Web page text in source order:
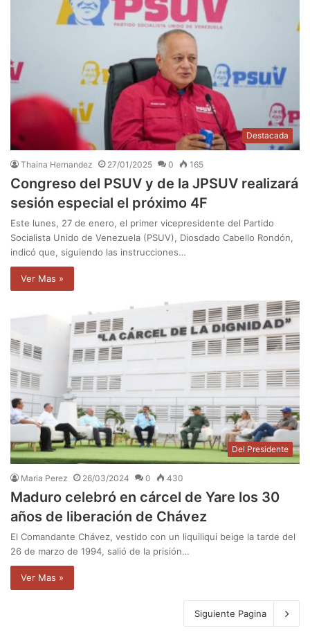
Destacada
Thaina Hernandez 27/01/2025 0 165
Congreso del PSUV y de la JPSUV realizará
sesión especial el próximo 4F
Este lunes, 27 de enero, el primer vicepresidente del Partido
Socialista Unido de Venezuela (PSUV), Diosdado Cabello Rondón,
indicó que, siguiendo las instrucciones…
Ver Mas »
Del Presidente
Maria Perez 26/03/2024 0 430
Maduro celebró en cárcel de Yare los 30
años de liberación de Chávez
El Comandante Chávez, vestido con un liquiliqui beige la tarde del
26 de marzo de 1994, salió de la prisión…
Ver Mas »
Siguiente Pagina